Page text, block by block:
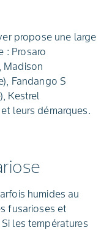
propose une large
: Prosaro
Madison
Fandango S
Kestrel
leurs démarques.
humides au
fusarioses et
les températures